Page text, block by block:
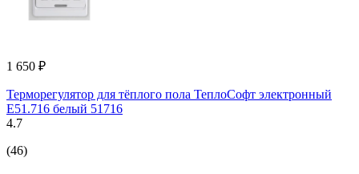
1 650 ₽
Терморегулятор для тёплого пола ТеплоСофт электронный
E51.716 белый 51716
4.7
(46)